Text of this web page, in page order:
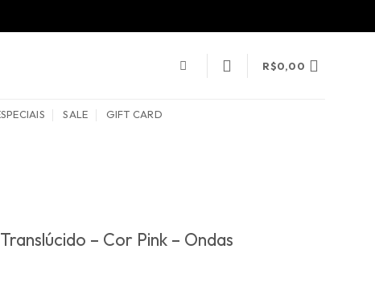
R$0,00
SALE GIFT CARD
– Cor Pink – Ondas